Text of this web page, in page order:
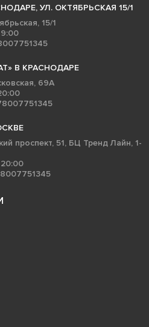
УЛ. ОКТЯБРЬСКАЯ 15/1
15/1
В КРАСНОДАРЕ
69А
проспект, 51, БЦ Тренд Лайн, 1-